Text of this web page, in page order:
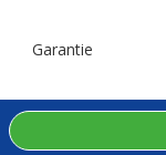
Garantie